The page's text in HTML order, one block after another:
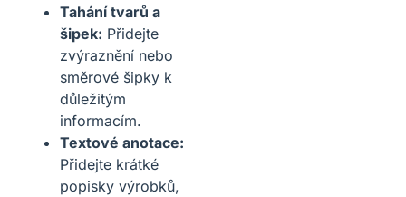
Tahání tvarů a
šipek: Přidejte
zvýraznění nebo
směrové šipky k
důležitým
informacím.
Textové anotace:
Přidejte krátké
popisky výrobků,